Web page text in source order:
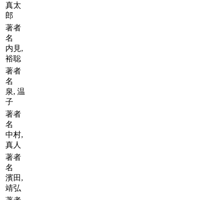
真太
郎
著者
名
内見,
裕聡
著者
名
泉, 温
子
著者
名
中村,
真人
著者
名
濱田,
靖弘